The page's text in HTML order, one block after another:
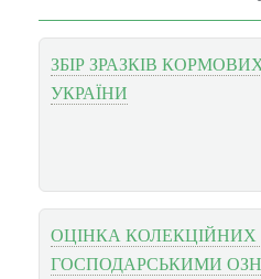
ЗБІР ЗРАЗКІВ
УКРАЇНИ
ОЦІНКА КОЛЕКЦІЙНИХ
ГОСПОДАРСЬКИМИ